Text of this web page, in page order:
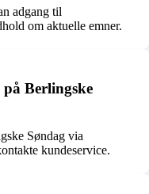
adgang til
om aktuelle emner.
Berlingske
Søndag via
kundeservice.